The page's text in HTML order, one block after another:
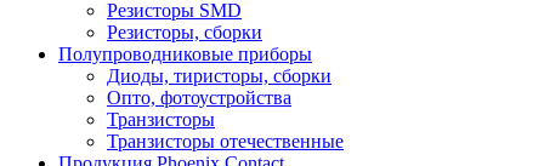
Резисторы SMD
Резисторы, сборки
Полупроводниковые приборы
Диоды, тиристоры, сборки
Опто, фотоустройства
Транзисторы
Транзисторы отечественные